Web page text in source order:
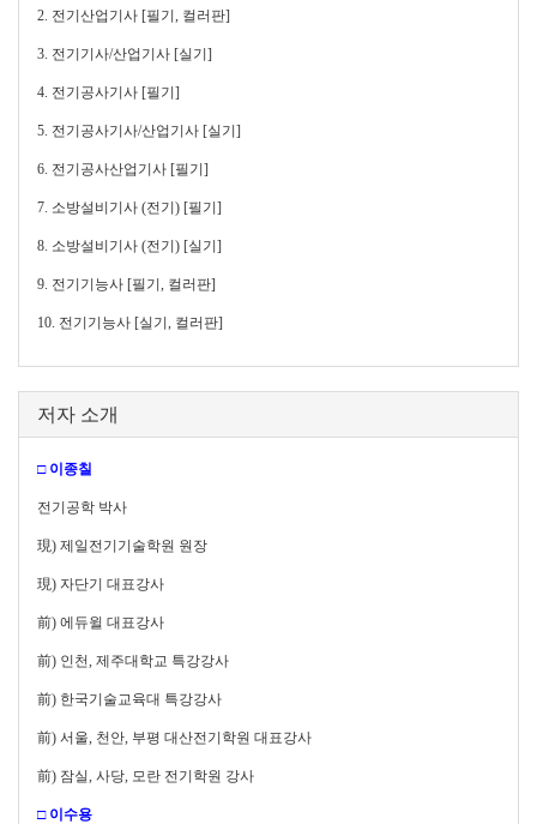
2. 전기산업기사 [필기, 컬러판]
3. 전기기사/산업기사 [실기]
4. 전기공사기사 [필기]
5. 전기공사기사/산업기사 [실기]
6. 전기공사산업기사 [필기]
7. 소방설비기사 (전기) [필기]
8. 소방설비기사 (전기) [실기]
9. 전기기능사 [필기, 컬러판]
10. 전기기능사 [실기, 컬러판]
저자 소개
□ 이종칠
전기공학 박사
現) 제일전기기술학원 원장
現) 자단기 대표강사
前) 에듀윌 대표강사
前) 인천, 제주대학교 특강강사
前) 한국기술교육대 특강강사
前) 서울, 천안, 부평 대산전기학원 대표강사
前) 잠실, 사당, 모란 전기학원 강사
□ 이수용